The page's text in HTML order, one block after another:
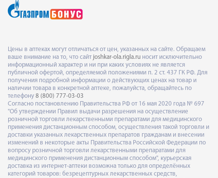
Цены в аптеках могут отличаться от цен, указанных на сайте. Обращаем
ваше внимание на то, что сайт joshkar-ola.rigla.ru носит исключительно
информационный характер и ни при каких условиях не является
публичной офертой, определяемой положениями п. 2 ст. 437 ГК РФ. Для
получения подробной информации о действующих ценах на товар и
наличии товара в конкретной аптеке, пожалуйста, обращайтесь по
телефону 8 (800) 777-03-03
Согласно постановлению Правительства РФ от 16 мая 2020 года № 697
"Об утверждении Правил выдачи разрешения на осуществление
розничной торговли лекарственными препаратами для медицинского
применения дистанционным способом, осуществления такой торговли и
доставки указанных лекарственных препаратов гражданам и внесении
изменений в некоторые акты Правительства Российской Федерации по
вопросу розничной торговли лекарственными препаратами для
медицинского применения дистанционным способом", курьерская
доставка из интернет-аптеки возможна только для определённых
категорий товаров: безрецептурных лекарственных средств,